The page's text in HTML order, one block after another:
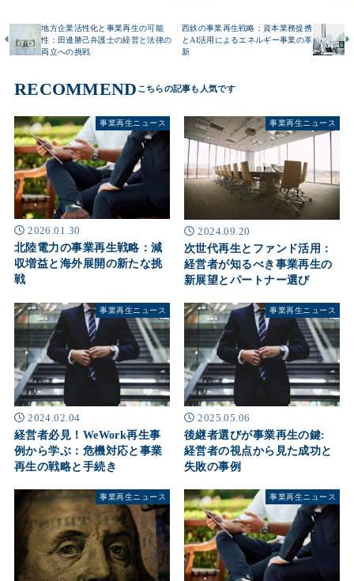
地方企業活性化と事業再生の可能
性：田邊勝己弁護士の経営と法律の
両立への挑戦
西鉄の事業再生戦略：資本業務提携
とAI活用によるエネルギー事業の革
新
RECOMMEND
事業再生ニュース
2026.01.30
北陸電力の事業再生戦略：減
収増益と海外展開の新たな挑
戦
事業再生ニュース
2024.09.20
次世代再生とファンド活用：
経営者が知るべき事業再生の
新展望とパートナー選び
事業再生ニュース
2024.02.04
経営者必見！WeWork再生事
例から学ぶ：危機対応と事業
再生の戦略と手続き
事業再生ニュース
2025.05.06
後継者選びが事業再生の鍵:
経営者の視点から見た成功と
失敗の事例
事業再生ニュース 事業再生ニュース